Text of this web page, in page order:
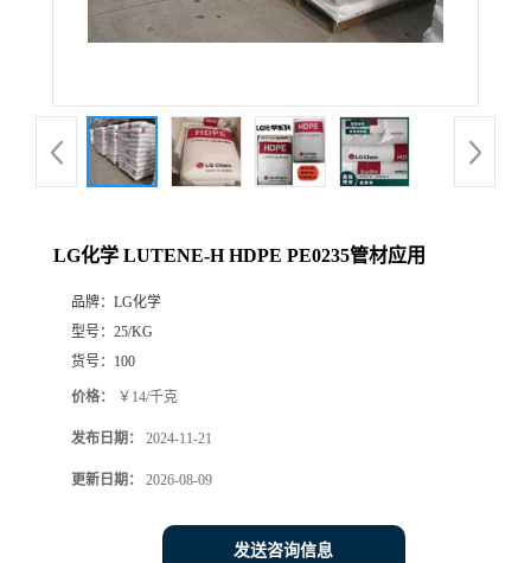
LG化学 LUTENE-H HDPE PE0235管材应用
品牌： LG化学
型号： 25/KG
货号： 100
价格： ￥14/千克
发布日期： 2024-11-21
更新日期： 2026-08-09
发送咨询信息